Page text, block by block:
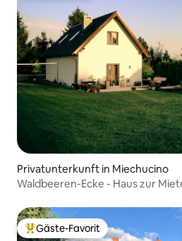
Privatunterkunft in Miechucino
Waldbeeren-Ecke - Haus zur
Beliebter Gäste-Favorit.
Gäste-Favorit